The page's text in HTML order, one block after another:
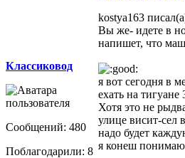
Классиковод
Сообщений: 480
Поблагодарили: 8
kostya163
Вы же- идете в
напишет, что
я вот сегодня в
ехать на
Хотя это не
улице висит-сел
надо будет
я конеш